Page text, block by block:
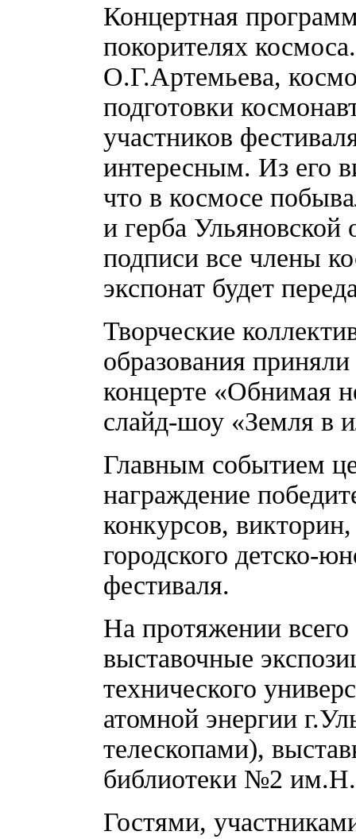
Концертная
покорителях
О.Г.Артемьева,
подготовки
участников
интересным. Из его
что в космосе
и герба Ульяновской
подписи все члены
экспонат будет
Творческие
образования
концерте «Обнимая
слайд-шоу «Земля в
Главным событием
награждение
конкурсов,
городского детско-
фестиваля.
На протяжении
выставочные
технического
атомной энергии
телескопами),
библиотеки №2
Гостями,